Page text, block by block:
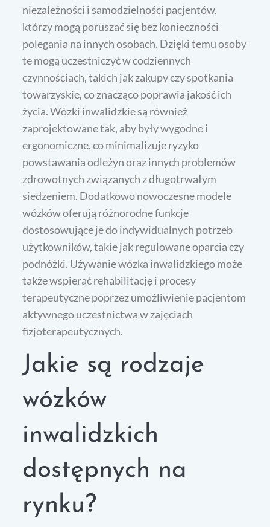
niezależności i samodzielności pacjentów,
którzy mogą poruszać się bez konieczności
polegania na innych osobach. Dzięki temu osoby
te mogą uczestniczyć w codziennych
czynnościach, takich jak zakupy czy spotkania
towarzyskie, co znacząco poprawia jakość ich
życia. Wózki inwalidzkie są również
zaprojektowane tak, aby były wygodne i
ergonomiczne, co minimalizuje ryzyko
powstawania odleżyn oraz innych problemów
zdrowotnych związanych z długotrwałym
siedzeniem. Dodatkowo nowoczesne modele
wózków oferują różnorodne funkcje
dostosowujące je do indywidualnych potrzeb
użytkowników, takie jak regulowane oparcia czy
podnóżki. Używanie wózka inwalidzkiego może
także wspierać rehabilitację i procesy
terapeutyczne poprzez umożliwienie pacjentom
aktywnego uczestnictwa w zajęciach
fizjoterapeutycznych.
Jakie są rodzaje
wózków
inwalidzkich
dostępnych na
rynku?